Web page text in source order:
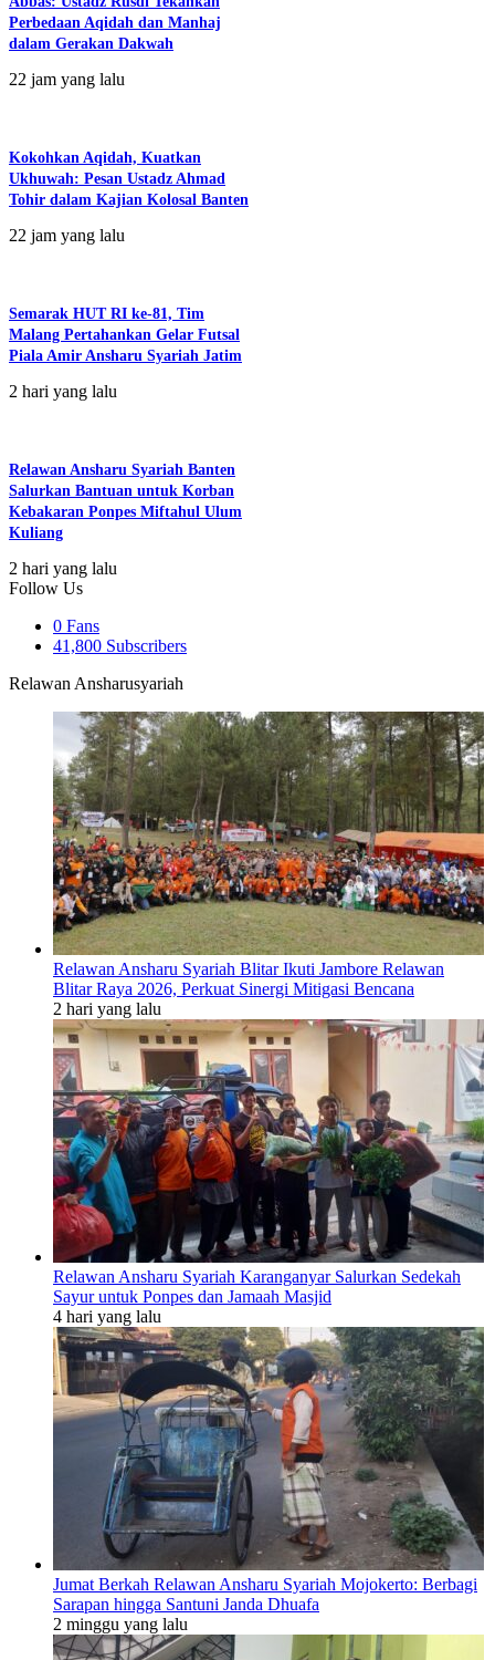
Perbedaan Aqidah dan Manhaj
dalam Gerakan Dakwah
22 jam yang lalu
Kokohkan Aqidah, Kuatkan
Ukhuwah: Pesan Ustadz Ahmad
Tohir dalam Kajian Kolosal Banten
22 jam yang lalu
Semarak HUT RI ke-81, Tim
Malang Pertahankan Gelar Futsal
Piala Amir Ansharu Syariah Jatim
2 hari yang lalu
Relawan Ansharu Syariah Banten
Salurkan Bantuan untuk Korban
Kebakaran Ponpes Miftahul Ulum
Kuliang
2 hari yang lalu
Follow Us
0 Fans
41,800 Subscribers
Relawan Ansharusyariah
Relawan Ansharu Syariah Blitar Ikuti Jambore Relawan
Blitar Raya 2026, Perkuat Sinergi Mitigasi Bencana
2 hari yang lalu
Relawan Ansharu Syariah Karanganyar Salurkan Sedekah
Sayur untuk Ponpes dan Jamaah Masjid
4 hari yang lalu
Jumat Berkah Relawan Ansharu Syariah Mojokerto: Berbagi
Sarapan hingga Santuni Janda Dhuafa
2 minggu yang lalu